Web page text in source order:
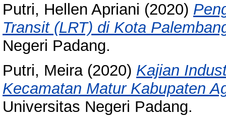
Putri, Hellen Apriani (2020)
Transit (LRT) di Kota
Negeri Padang.
Putri, Meira(2020) Kajian
Kecamatan Matur Kabupaten
Universitas Negeri Padang.